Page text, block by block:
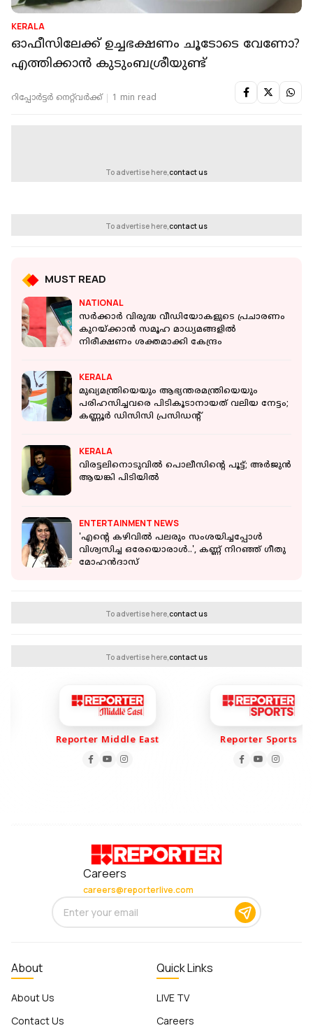
KERALA
ഓഫീസിലേക്ക് ഉച്ചഭക്ഷണം ചൂടോടെ വേണോ?
എത്തിക്കാൻ കുടുംബശ്രീയുണ്ട്
റിപ്പോർട്ടർ നെറ്റ്‌വര്‍ക്ക്‌ 1 min read
To advertise here,contact us
To advertise here,contact us
MUST READ
NATIONAL
സർക്കാർ വിരുദ്ധ വീഡിയോകളുടെ പ്രചാരണം
കുറയ്ക്കാൻ സമൂഹ മാധ്യമങ്ങളിൽ
നിരീക്ഷണം ശക്തമാക്കി കേന്ദ്രം
KERALA
മുഖ്യമന്ത്രിയെയും ആഭ്യന്തരമന്ത്രിയെയും
പരിഹസിച്ചവരെ പിടികൂടാനായത് വലിയ നേട്ടം;
കണ്ണൂർ ഡിസിസി പ്രസിഡൻ്റ്
KERALA
വിരട്ടലിനൊടുവിൽ പൊലീസിൻ്റെ പൂട്ട്; അര്‍ജുന്‍
ആയങ്കി പിടിയിൽ
ENTERTAINMENT NEWS
'എന്റെ കഴിവിൽ പലരും സംശയിച്ചപ്പോൾ
വിശ്വസിച്ച ഒരേയൊരാൾ..', കണ്ണ് നിറഞ്ഞ് ഗീതു
മോഹന്‍ദാസ്
To advertise here,contact us
To advertise here,contact us
Reporter Middle East Reporter Sports
Careers
careers@reporterlive.com
About
About Us
Contact Us
Quick Links
LIVE TV
Careers